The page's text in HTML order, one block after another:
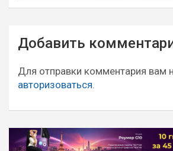
Навигация
по
записям
Добавить
Для отправки комментария вам
авторизоваться.